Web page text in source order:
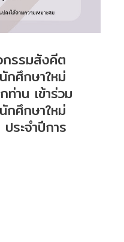
กรรมสังคีต
ศึกษาใหม่
าน เข้าร่วม
กศึกษาใหม่
ระจำปีการ